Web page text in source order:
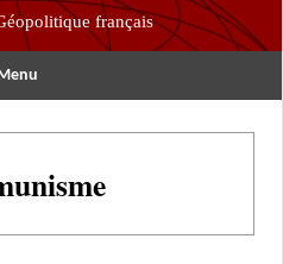
français